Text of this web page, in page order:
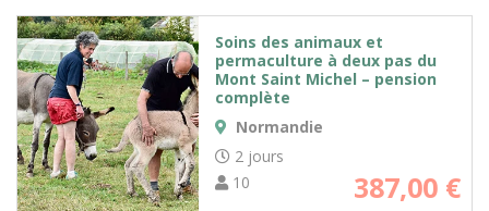
Soins des animaux et
permaculture à deux pas du
Mont Saint Michel – pension
complète
Normandie
2 jours
10
387,00 €